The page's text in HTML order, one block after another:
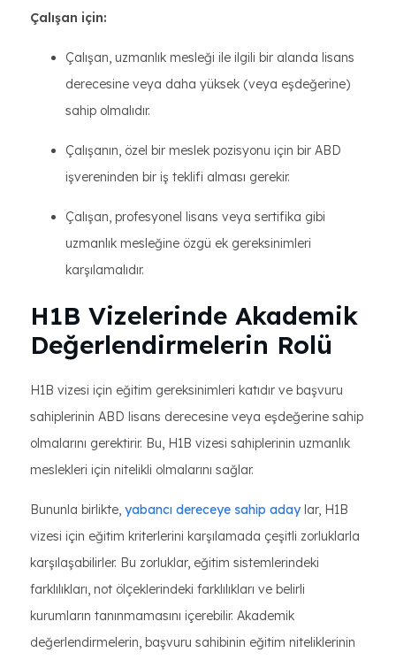
Çalışan için:
Çalışan, uzmanlık mesleği ile ilgili bir alanda lisans
derecesine veya daha yüksek (veya eşdeğerine)
sahip olmalıdır.
Çalışanın, özel bir meslek pozisyonu için bir ABD
işvereninden bir iş teklifi alması gerekir.
Çalışan, profesyonel lisans veya sertifika gibi
uzmanlık mesleğine özgü ek gereksinimleri
karşılamalıdır.
H1B Vizelerinde Akademik
Değerlendirmelerin Rolü
H1B vizesi için eğitim gereksinimleri katıdır ve başvuru
sahiplerinin ABD lisans derecesine veya eşdeğerine sahip
olmalarını gerektirir. Bu, H1B vizesi sahiplerinin uzmanlık
meslekleri için nitelikli olmalarını sağlar.
Bununla birlikte, yabancı dereceye sahip adaylar, H1B
vizesi için eğitim kriterlerini karşılamada çeşitli zorluklarla
karşılaşabilirler. Bu zorluklar, eğitim sistemlerindeki
farklılıkları, not ölçeklerindeki farklılıkları ve belirli
kurumların tanınmamasını içerebilir. Akademik
değerlendirmelerin, başvuru sahibinin eğitim niteliklerinin